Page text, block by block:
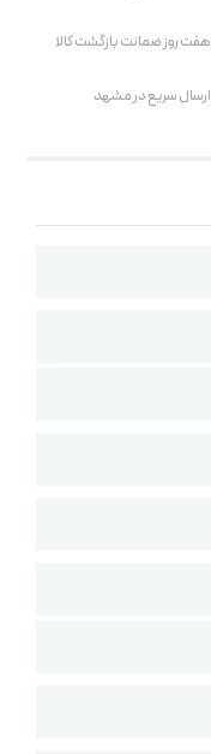
هفت روز ضمانت بازگشت کالا
ارسال سریع در مشهد